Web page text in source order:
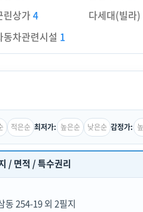
린상가4 다세대(빌라)
동차관련시설 1
적은순 최저가: 높은순 낮은순 감정가:
/ 면적 / 특수권리
동 254-19 외 2필지